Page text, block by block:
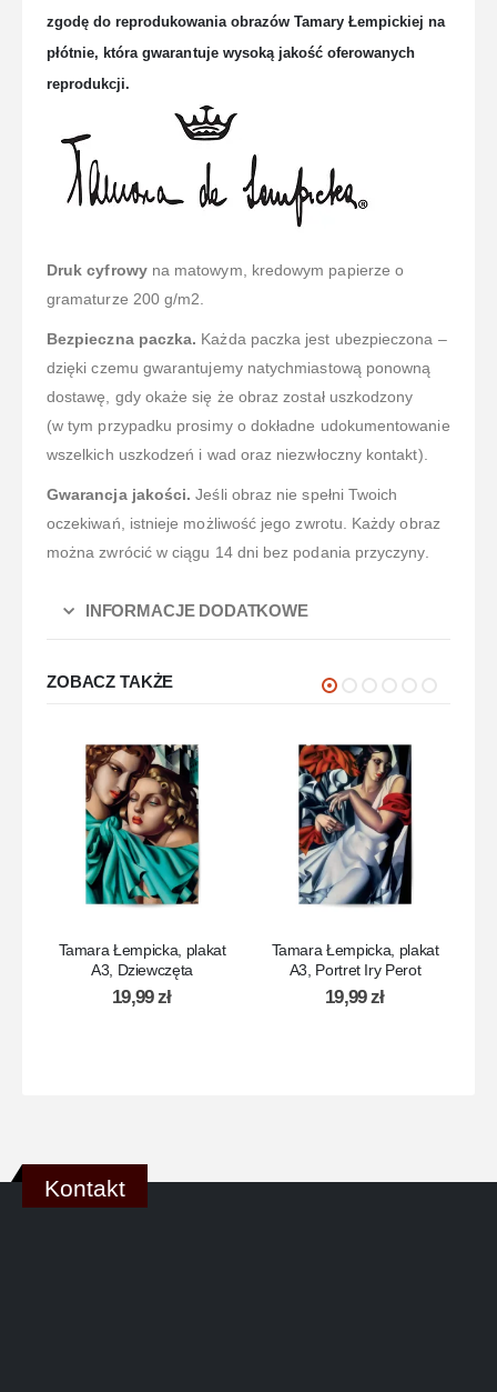
zgodę do reprodukowania obrazów Tamary Łempickiej na
płótnie, która gwarantuje wysoką jakość oferowanych
reprodukcji.
Druk cyfrowyna matowym, kredowym papierze o
gramaturze 200 g/m2.
Bezpieczna paczka. Każda paczka jest ubezpieczona –
dzięki czemu gwarantujemy natychmiastową ponowną
dostawę, gdy okaże się że obraz został uszkodzony
(w tym przypadku prosimy o dokładne udokumentowanie
wszelkich uszkodzeń i wad oraz niezwłoczny kontakt).
Gwarancja jakości. Jeśli obraz nie spełni Twoich
oczekiwań, istnieje możliwość jego zwrotu. Każdy obraz
można zwrócić w ciągu 14 dni bez podania przyczyny.
INFORMACJE DODATKOWE
ZOBACZ TAKŻE
Tamara Łempicka, plakat
A3, Dziewczęta
19,99zł
Tamara Łempicka, plakat
A3, Portret Iry Perot
19,99zł
Kontakt